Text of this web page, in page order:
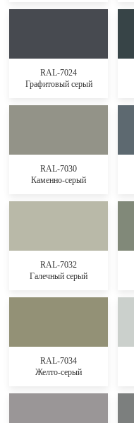
RAL-7024
Графитовый серый
RAL-7030
Каменно-серый
RAL-7032
Галечный серый
RAL-7034
Желто-серый